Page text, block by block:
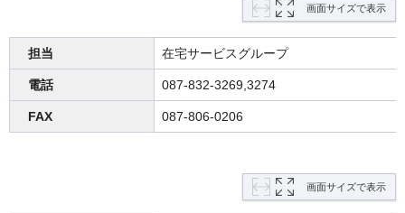
画面サイズで表示
担当 在宅サービスグループ
電話 087-832-3269,3274
FAX 087-806-0206
画面サイズで表示